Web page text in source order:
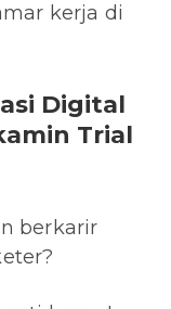
kerja di
Digital
Trial
berkarir